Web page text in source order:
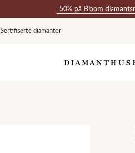
Sertifiserte diamanter
-50% på Bloom